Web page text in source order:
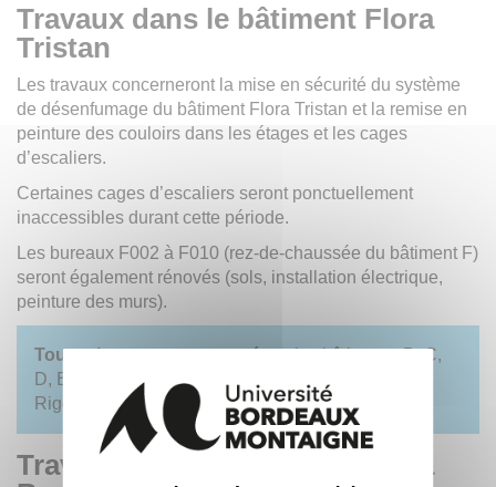
Travaux dans le bâtiment Flora
Tristan
Les travaux concerneront la mise en sécurité du système
de désenfumage du bâtiment Flora Tristan et la remise en
peinture des couloirs dans les étages et les cages
d’escaliers.
Certaines cages d’escaliers seront ponctuellement
inaccessibles durant cette période.
Les bureaux F002 à F010 (rez-de-chaussée du bâtiment F)
seront également rénovés (sols, installation électrique,
peinture des murs).
Toutes les zones concernées :les bâtiments B, C,
D, E, F et G, Miriam Makeba et la Bibliothèque
Rigoberta Menchú.
Travaux dans le bâtiment Rosa